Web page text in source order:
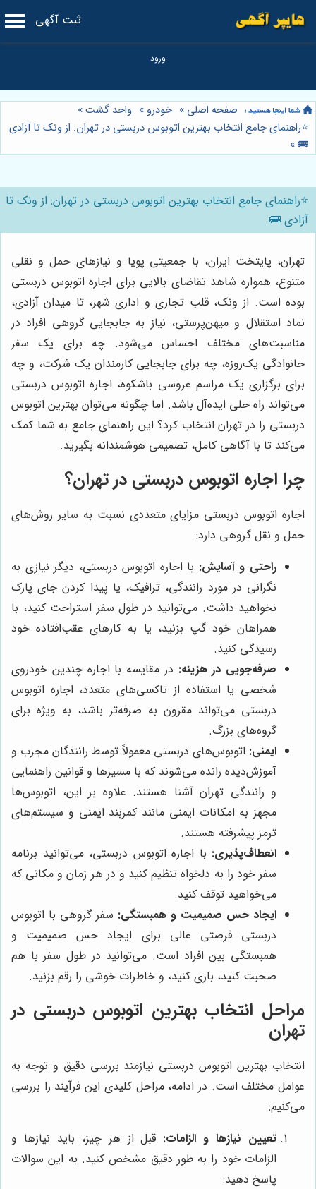
ثبت آگهی
صفحه اصلی » خودرو » واحد گشت»
⭐️راهنمای جامع انتخاب بهترین اتوبوس دربستی در تهران: از ونک تا آزادی
🚌
»
⭐️راهنمای جامع انتخاب بهترین اتوبوس دربستی در تهران: از ونک تا
آزادی 🚌
تهران، پایتخت ایران، با جمعیتی پویا و نیازهای حمل و نقلی
متنوع، همواره شاهد تقاضای بالایی برای اجاره اتوبوس دربستی
بوده است. از ونک، قلب تجاری و اداری شهر، تا میدان آزادی،
نماد استقلال و میهن‌پرستی، نیاز به جابجایی گروهی افراد در
مناسبت‌های مختلف احساس می‌شود. چه برای یک سفر
خانوادگی یک‌روزه، چه برای جابجایی کارمندان یک شرکت، و چه
برای برگزاری یک مراسم عروسی باشکوه، اجاره اتوبوس دربستی
می‌تواند راه حلی ایده‌آل باشد. اما چگونه می‌توان بهترین اتوبوس
دربستی را در تهران انتخاب کرد؟ این راهنمای جامع به شما کمک
می‌کند تا با آگاهی کامل، تصمیمی هوشمندانه بگیرید.
چرا اجاره اتوبوس دربستی در تهران؟
اجاره اتوبوس دربستی مزایای متعددی نسبت به سایر روش‌های
حمل و نقل گروهی دارد:
راحتی و آسایش: با اجاره اتوبوس دربستی، دیگر نیازی به
نگرانی در مورد رانندگی، ترافیک، یا پیدا کردن جای پارک
نخواهید داشت. می‌توانید در طول سفر استراحت کنید، با
همراهان خود گپ بزنید، یا به کارهای عقب‌افتاده خود
رسیدگی کنید.
صرفه‌جویی در هزینه: در مقایسه با اجاره چندین خودروی
شخصی یا استفاده از تاکسی‌های متعدد، اجاره اتوبوس
دربستی می‌تواند مقرون به صرفه‌تر باشد، به ویژه برای
گروه‌های بزرگ.
ایمنی: اتوبوس‌های دربستی معمولاً توسط رانندگان مجرب و
آموزش‌دیده رانده می‌شوند که با مسیرها و قوانین راهنمایی
و رانندگی تهران آشنا هستند. علاوه بر این، اتوبوس‌ها
مجهز به امکانات ایمنی مانند کمربند ایمنی و سیستم‌های
ترمز پیشرفته هستند.
انعطاف‌پذیری: با اجاره اتوبوس دربستی، می‌توانید برنامه
سفر خود را به دلخواه تنظیم کنید و در هر زمان و مکانی که
می‌خواهید توقف کنید.
ایجاد حس صمیمیت و همبستگی: سفر گروهی با اتوبوس
دربستی فرصتی عالی برای ایجاد حس صمیمیت و
همبستگی بین افراد است. می‌توانید در طول سفر با هم
صحبت کنید، بازی کنید، و خاطرات خوشی را رقم بزنید.
مراحل انتخاب بهترین اتوبوس دربستی در
تهران
انتخاب بهترین اتوبوس دربستی نیازمند بررسی دقیق و توجه به
عوامل مختلف است. در ادامه، مراحل کلیدی این فرآیند را بررسی
می‌کنیم:
تعیین نیازها و الزامات: قبل از هر چیز، باید نیازها و
الزامات خود را به طور دقیق مشخص کنید. به این سوالات
پاسخ دهید: